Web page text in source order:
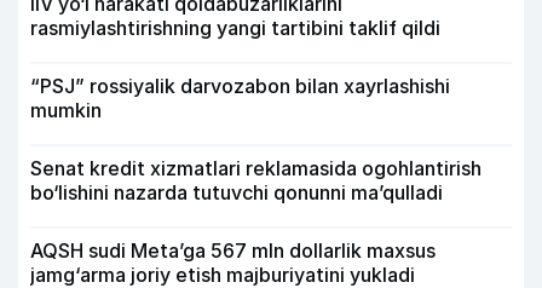
rasmiylashtirishning yangi tartibini taklif qildi
“PSJ” rossiyalik darvozabon bilan xayrlashishi
mumkin
Senat kredit xizmatlari reklamasida ogohlantirish
bo‘lishini nazarda tutuvchi qonunni ma’qulladi
AQSH sudi Meta’ga 567 mln dollarlik maxsus
jamg‘arma joriy etish majburiyatini yukladi